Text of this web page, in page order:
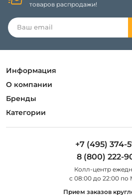
товаров распродажи!
Информация
Политика конфиденциальности
Гарантия
Оплата и доставка
О компании
О компании
Контакты
Бренды
Artelamp
Категории
Люстры
Уличные светильники
+7 (495) 374-
8 (800) 222-
Колл-центр
с 08:00 до 22:00 по
Прием заказов